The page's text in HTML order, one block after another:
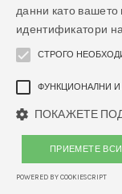
За обучението
Програмата
Регистрацията
ноември 2026
Таксата за
данни като вашето
идентификатори
СТРОГО
ФУНКЦИОНАЛНИ И
ПОКАЖЕТЕ
ПРИЕМЕТЕ
POWERED BY COOKIESCRIPT